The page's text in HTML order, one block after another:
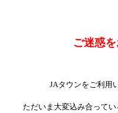
ご迷惑
JAタウンをご利用
ただいま大変込み合って